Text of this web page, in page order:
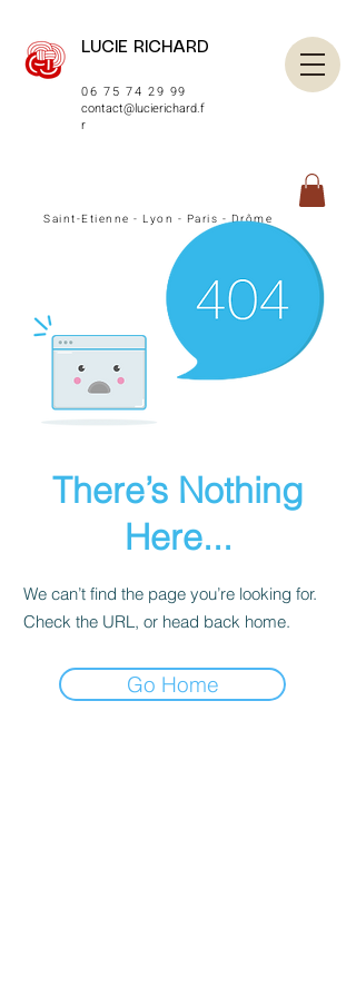
LUCIE RICHARD
06 75 74 29 99
contact@lucierichard.f
r
Saint-Etienne - Lyon - Paris - Drôme
There’s Nothing
Here...
We can’t find the page you’re looking for.
Check the URL, or head back home.
Go Home